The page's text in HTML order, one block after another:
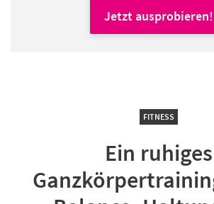
Jetzt ausprobieren!
FITNESS
Ein ruhiges